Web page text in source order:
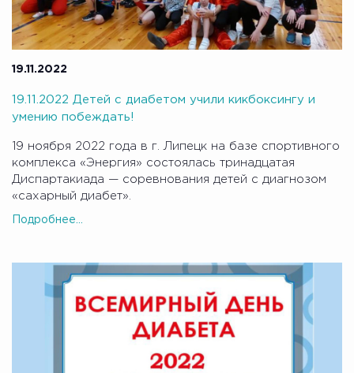
19.11.2022
19.11.2022 Детей с диабетом учили кикбоксингу и
умению побеждать!
19 ноября 2022 года в г. Липецк на базе спортивного
комплекса «Энергия» состоялась тринадцатая
Диспартакиада — соревнования детей с диагнозом
«сахарный диабет».
Подробнее...